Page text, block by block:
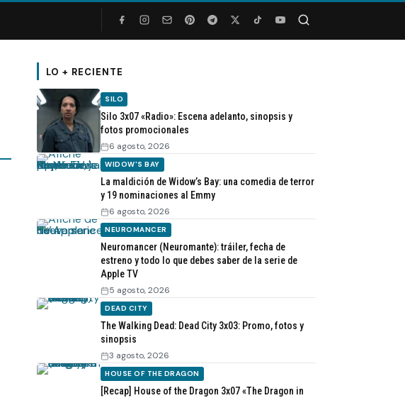
LO + RECIENTE
SILO
Silo 3x07 «Radio»: Escena adelanto, sinopsis y
fotos promocionales
6 agosto, 2026
WIDOW'S BAY
La maldición de Widow’s Bay: una comedia de terror
y 19 nominaciones al Emmy
6 agosto, 2026
NEUROMANCER
Neuromancer (Neuromante): tráiler, fecha de
estreno y todo lo que debes saber de la serie de
Apple TV
5 agosto, 2026
DEAD CITY
The Walking Dead: Dead City 3x03: Promo, fotos y
sinopsis
3 agosto, 2026
HOUSE OF THE DRAGON
[Recap] House of the Dragon 3x07 «The Dragon in